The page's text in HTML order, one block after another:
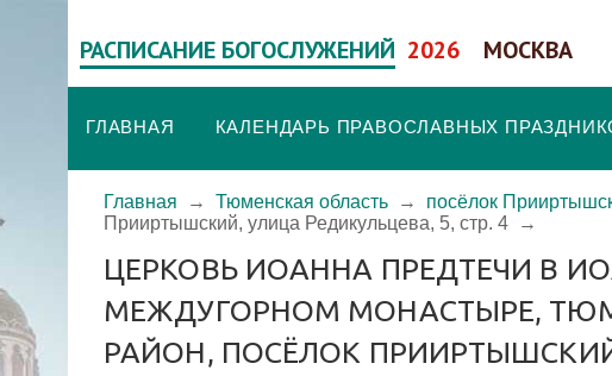
РАСПИСАНИЕ БОГОСЛУЖЕНИЙ 2026 МОСКВА
ГЛАВНАЯ КАЛЕНДАРЬ ПРАВОСЛАВНЫХ
Главная → Тюменская область → посёлок
Прииртышский, улица Редикульцева, 5, стр. 4 →
ЦЕРКОВЬ ИОАННА ПРЕДТЕЧИ В
МЕЖДУГОРНОМ МОНАСТЫРЕ,
РАЙОН, ПОСЁЛОК